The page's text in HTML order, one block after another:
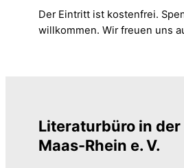
Der Eintritt ist kostenfrei.
willkommen. Wir freuen uns
Literaturbüro in der
Maas-Rhein e. V.